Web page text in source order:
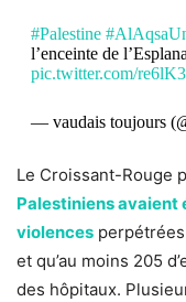
#Palestine
l’enceinte de
pic.twitter.com/
— vaudais toujours
Le Croissant-Rouge
Palestiniens avaient
violences perpétrées
et qu’au moins 205
des hôpitaux.